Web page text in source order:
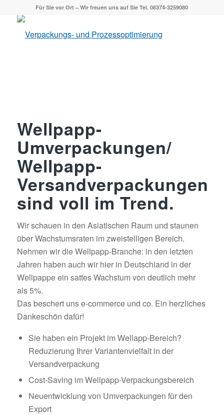
Für Sie vor Ort – Wir freuen uns auf Sie Tel. 08374-3259080
Wellpapp-
Umverpackungen/
Wellpapp-
Versandverpackungen
sind voll im Trend.
Wir schauen in den Asiatischen Raum und staunen
über Wachstumsraten im zweistelligen Bereich.
Nehmen wir die Wellpapp-Branche: in den letzten
Jahren haben auch wir hier in Deutschland in der
Wellpappe ein sattes Wachstum von deutlich mehr
als 5%.
Das beschert uns e-commerce und co. Ein herzliches
Dankeschön dafür!
Sie haben ein Projekt im Wellapp-Bereich?
Reduzierung Ihrer Variantenvielfalt in der
Versandverpackung
Cost-Saving im Wellpapp-Verpackungsbereich
Neuentwicklung von Umverpackungen für den
Export